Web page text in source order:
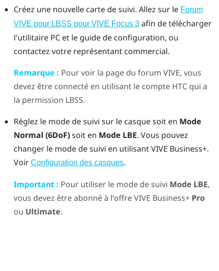
Créez une nouvelle carte de suivi. Allez sur le Forum
VIVE pour LBSS pour VIVE Focus 3afin de télécharger
l'utilitaire PC et le guide de configuration, ou
contactez votre représentant commercial.
Remarque : Pour voir la page du forum VIVE, vous
devez être connecté en utilisant le compte HTC qui a
la permission LBSS.
Réglez le mode de suivi sur le casque soit en Mode
Normal (6DoF)soit en Mode LBE. Vous pouvez
changer le mode de suivi en utilisantVIVE Business+.
Voir Configuration des casques.
Important : Pour utiliser le mode de suivi Mode LBE,
vous devez être abonné à l'offreVIVE Business+ Pro
ou Ultimate.